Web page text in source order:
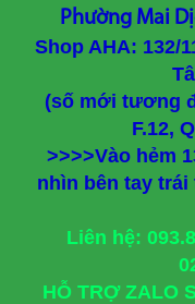
Phường Mai
Shop AHA: 132/
(số mới tương
F.12,
>>>>Vào hẻm
nhìn bên tay trái
Liên hệ:
HỖ TRỢ ZALO